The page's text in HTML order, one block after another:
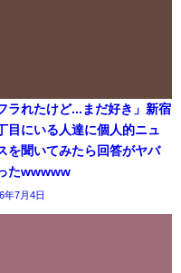
ラれたけど...まだ好き」新宿
目にいる人達に個人的ニュ
を聞いてみたら回答がヤバ
たwwwww
年7月4日